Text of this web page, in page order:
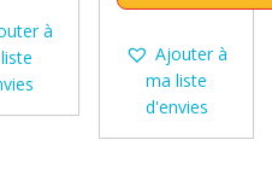
649,00 €.
à
Ajouter à
ma liste
d'envies